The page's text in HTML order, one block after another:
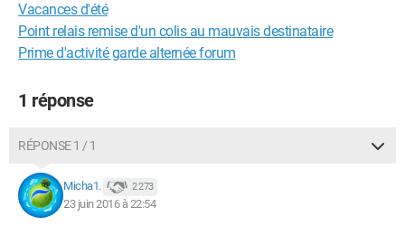
Vacances d'été
Point relais remise d'un colis au mauvais destinataire
Prime d'activité garde alternée forum
1 réponse
RÉPONSE 1 / 1
Micha1. 2 273
23 juin 2016 à 22:54